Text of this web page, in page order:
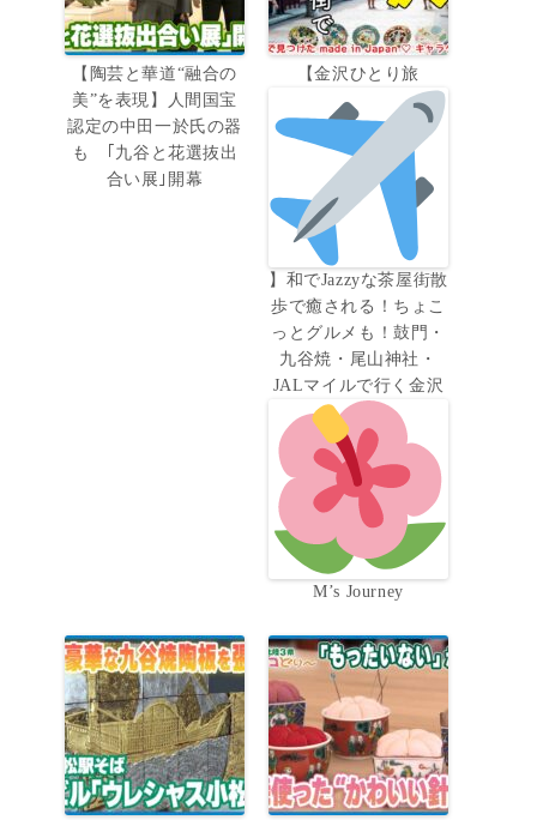
【陶芸と華道“融合の
美”を表現】人間国宝
認定の中田一於氏の器
も ｢九谷と花選抜出
合い展｣開幕
【金沢ひとり旅
】和でJazzyな茶屋街散
歩で癒される！ちょこ
っとグルメも！鼓門・
九谷焼・尾山神社・
JALマイルで行く金沢
M’s Journey